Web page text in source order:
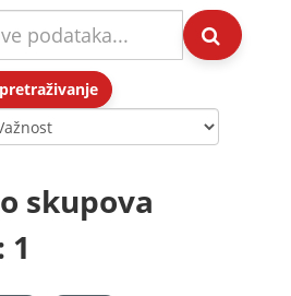
skupova
1